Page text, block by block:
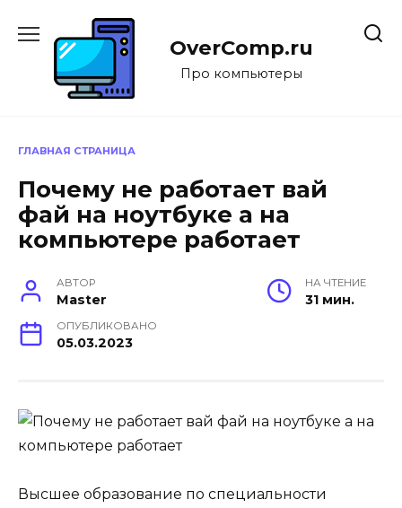
содержанию
OverComp.ru
Про компьютеры
ГЛАВНАЯ СТРАНИЦА
Почему не работает вай
фай на ноутбуке а на
компьютере работает
АВТОР
Master
НА ЧТЕНИЕ
31 мин.
ОПУБЛИКОВАНО
05.03.2023
Высшее образование по специальности